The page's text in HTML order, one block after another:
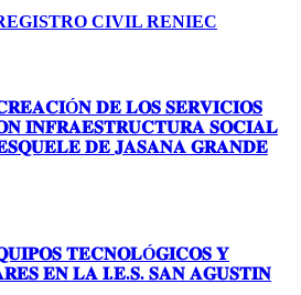
CIVIL RENIEC
𝐃𝐄 𝐋𝐎𝐒 𝐒𝐄𝐑𝐕𝐈𝐂𝐈𝐎𝐒
𝐈𝐍𝐅𝐑𝐀𝐄𝐒𝐓𝐑𝐔𝐂𝐓𝐔𝐑𝐀 𝐒𝐎𝐂𝐈𝐀𝐋
𝐃𝐄 𝐉𝐀𝐒𝐀𝐍𝐀 𝐆𝐑𝐀𝐍𝐃𝐄
𝐓𝐄𝐂𝐍𝐎𝐋Ó𝐆𝐈𝐂𝐎𝐒 𝐘
𝐄𝐍 𝐋𝐀 𝐈.𝐄.𝐒. 𝐒𝐀𝐍 𝐀𝐆𝐔𝐒𝐓𝐈𝐍